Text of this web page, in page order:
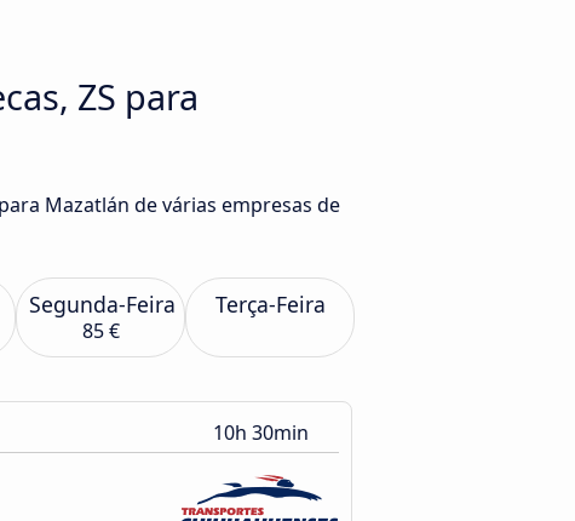
ZS para
Mazatlán de várias empresas de
Segunda-Feira
85 €
Terça-Feira
10h 30min